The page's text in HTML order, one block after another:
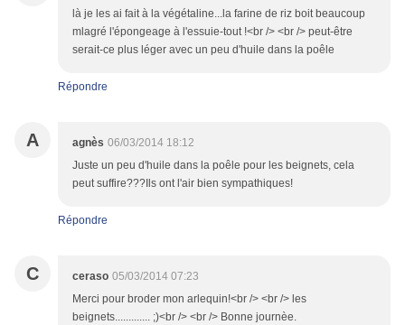
là je les ai fait à la végétaline...la farine de riz boit beaucoup
mlagré l'épongeage à l'essuie-tout !<br /> <br /> peut-être
serait-ce plus léger avec un peu d'huile dans la poêle
Répondre
A agnès 06/03/2014 18:12
Juste un peu d'huile dans la poêle pour les beignets, cela
peut suffire???Ils ont l'air bien sympathiques!
Répondre
C ceraso 05/03/2014 07:23
Merci pour broder mon arlequin!<br /> <br /> les
beignets............. ;)<br /> <br /> Bonne journèe.